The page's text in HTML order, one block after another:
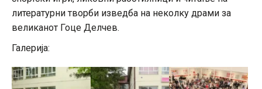
литературни творби изведба на неколку драми за
великанот Гоце Делчев.
Галерија: